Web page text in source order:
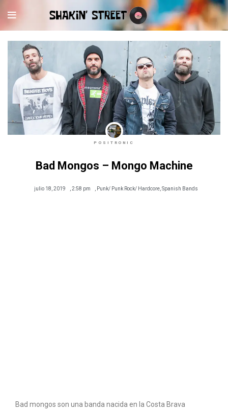
POSITRONIC
Bad Mongos – Mongo Machine
julio 18, 2019 2:58 pm Punk/ Punk Rock/ Hardcore Spanish Bands
Bad mongos son una banda nacida en la Costa Brava